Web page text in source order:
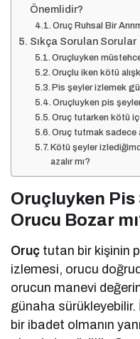
Önemlidir?
Oruç Ruhsal Bir
Sıkça Sorulan Sorular
Oruçluyken
Oruçlu iken kötü
Pis şeyler izlemek
Oruçluyken pis
Oruç tutarken kötü
Oruç tutmak sadece
Kötü şeyler
azalır mı?
Oruçluyken
Orucu Bozar
Oruç tutan bir kişinin
izlemesi, orucu
orucun manevi
günaha
bir ibadet olmanın